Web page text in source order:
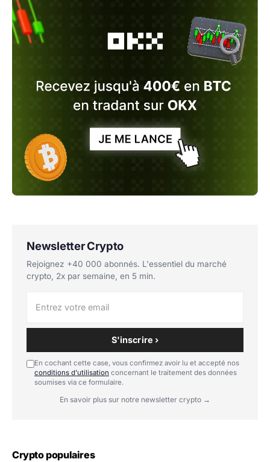
Newsletter Crypto
Rejoignez +40 000 abonnés. L'essentiel du marché
crypto, 2x par semaine, en 5 min.
S'inscrire ›
En cochant cette case, vous confirmez avoir lu et accepté nos
conditions d'utilisation concernant le traitement des données
soumises via ce formulaire.
En savoir plus sur notre newsletter crypto →
Crypto populaires